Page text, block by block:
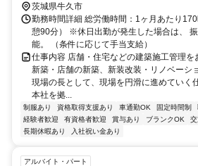
茨城県牛久市
勤務時間詳細 総労働時間：1ヶ月あたり
憩90分） ※休日出勤が発生した場合は、
能。 （条件に応じて手当支給）
仕事内容 店舗・住宅などの建築施工管理を
新築・店舗の新築、新装改装・リノベーシ
現場の長として、現場を円滑に進めていく
本社を拠...
制服あり 資格取得支援あり 車通勤OK 固定時間制
経験者歓迎
有資格者歓迎 賞与あり ブランクOK
長期休暇あり
入社祝い金あり
アルバイト・パート